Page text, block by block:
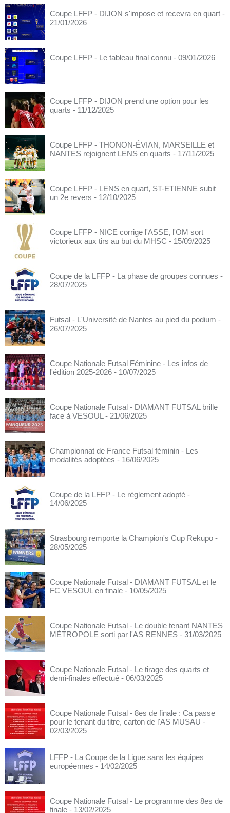
Coupe LFFP - DIJON s'impose et recevra en quart -
21/01/2026
Coupe LFFP - Le tableau final connu - 09/01/2026
Coupe LFFP - DIJON prend une option pour les
quarts - 11/12/2025
Coupe LFFP - THONON-ÉVIAN, MARSEILLE et
NANTES rejoignent LENS en quarts - 17/11/2025
Coupe LFFP - LENS en quart, ST-ETIENNE subit
un 2e revers - 12/10/2025
Coupe LFFP - NICE corrige l'ASSE, l'OM sort
victorieux aux tirs au but du MHSC - 15/09/2025
Coupe de la LFFP - La phase de groupes connues -
28/07/2025
Futsal - L'Université de Nantes au pied du podium -
26/07/2025
Coupe Nationale Futsal Féminine - Les infos de
l'édition 2025-2026 - 10/07/2025
Coupe Nationale Futsal - DIAMANT FUTSAL brille
face à VESOUL - 21/06/2025
Championnat de France Futsal féminin - Les
modalités adoptées - 16/06/2025
Coupe de la LFFP - Le règlement adopté -
14/06/2025
Strasbourg remporte la Champion's Cup Rekupo -
28/05/2025
Coupe Nationale Futsal - DIAMANT FUTSAL et le
FC VESOUL en finale - 10/05/2025
Coupe Nationale Futsal - Le double tenant NANTES
MÉTROPOLE sorti par l'AS RENNES - 31/03/2025
Coupe Nationale Futsal - Le tirage des quarts et
demi-finales effectué - 06/03/2025
Coupe Nationale Futsal - 8es de finale : Ca passe
pour le tenant du titre, carton de l'AS MUSAU -
02/03/2025
LFFP - La Coupe de la Ligue sans les équipes
européennes - 14/02/2025
Coupe Nationale Futsal - Le programme des 8es de
finale - 13/02/2025